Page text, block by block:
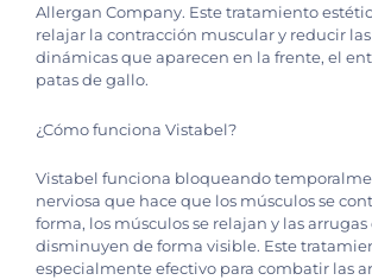
Allergan Company. Este tratamiento
relajar la contracción muscular y reducir
dinámicas que aparecen en la frente, el
patas de gallo.
¿Cómo funciona Vistabel?
Vistabel funciona bloqueando
nerviosa que hace que los músculos se
forma, los músculos se relajan y las
disminuyen de forma visible. Este
especialmente efectivo para combatir las